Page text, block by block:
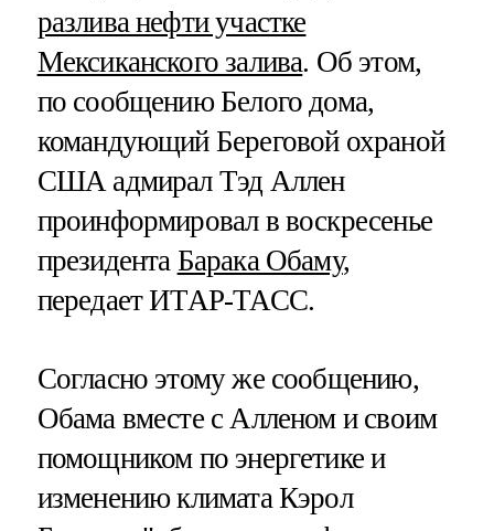
разлива нефти участке
Мексиканского залива. Об этом,
по сообщению Белого дома,
командующий Береговой охраной
США адмирал Тэд Аллен
проинформировал в воскресенье
президента Барака Обаму,
передает ИТАР-ТАСС.
Согласно этому же сообщению,
Обама вместе с Алленом и своим
помощником по энергетике и
изменению климата Кэрол